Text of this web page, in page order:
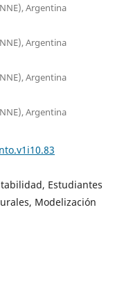
Argentina
Argentina
Argentina
Argentina
Estudiantes
Modelización